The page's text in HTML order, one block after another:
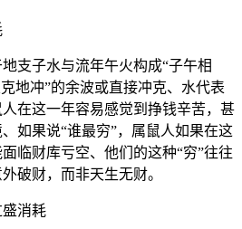
支子水与流年午火构成“子午相
地冲”的余波或直接冲克、水代表
在这一年容易感觉到挣钱辛苦，甚
如果说“谁最穷”，属鼠人如果在这
临财库亏空、他们的这种“穷”往往
破财，而非天生无财。
消耗